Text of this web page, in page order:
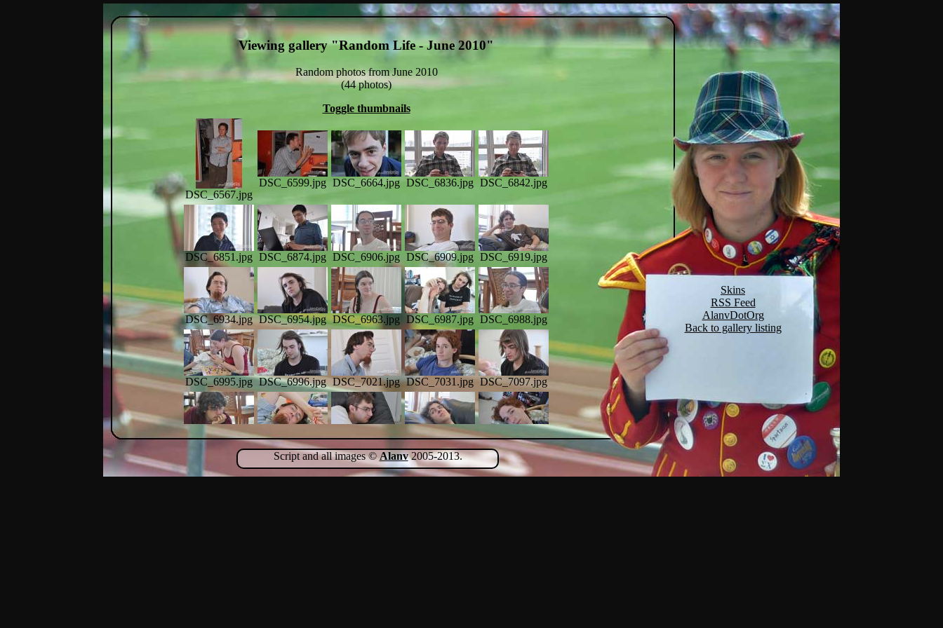
Skins
RSS Feed
AlanvDotOrg
Back to gallery listing
Viewing gallery "Random Life - June 2010"
Random photos from June 2010
(44 photos)
Toggle thumbnails
DSC_6567.jpg
DSC_6599.jpg DSC_6664.jpg DSC_6836.jpg DSC_6842.jpg
DSC_6851.jpg DSC_6874.jpg DSC_6906.jpg DSC_6909.jpg DSC_6919.jpg
DSC_6934.jpg DSC_6954.jpg DSC_6963.jpg DSC_6987.jpg DSC_6988.jpg
DSC_6995.jpg DSC_6996.jpg DSC_7021.jpg DSC_7031.jpg DSC_7097.jpg
DSC_7104.jpg DSC_7106.jpg DSC_7155.jpg DSC_7162.jpg
Script and all images ©Alanv2005-2013.